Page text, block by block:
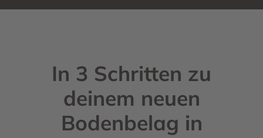
In 3 Schritten zu
deinem neuen
Bodenbelag in